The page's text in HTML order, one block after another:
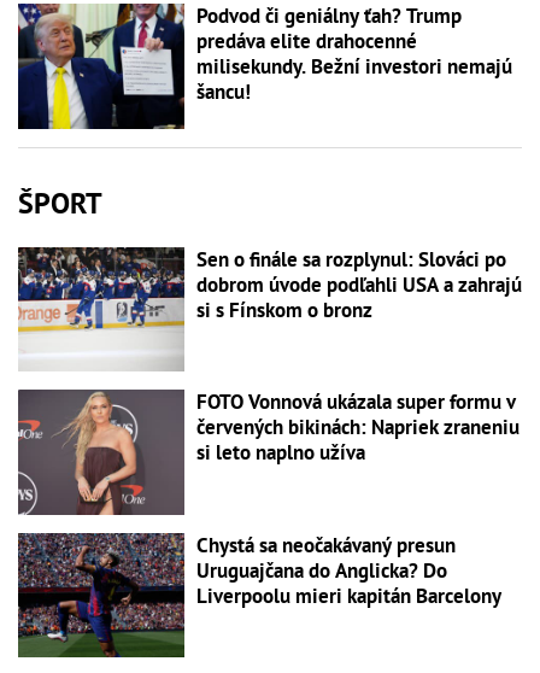
Podvod či geniálny ťah? Trump
predáva elite drahocenné
milisekundy. Bežní investori nemajú
šancu!
ŠPORT
Sen o finále sa rozplynul: Slováci po
dobrom úvode podľahli USA a zahrajú
si s Fínskom o bronz
FOTO Vonnová ukázala super formu v
červených bikinách: Napriek zraneniu
si leto naplno užíva
Chystá sa neočakávaný presun
Uruguajčana do Anglicka? Do
Liverpoolu mieri kapitán Barcelony